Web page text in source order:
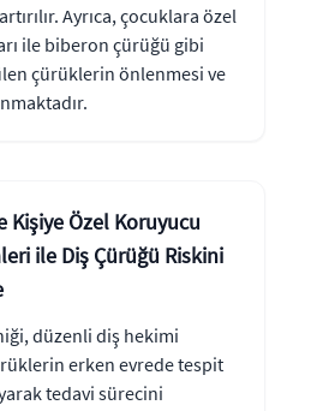
Ayrıca, çocuklara özel
ile biberon çürüğü gibi
çürüklerin önlenmesi ve
Kişiye Özel Koruyucu
ile Diş Çürüğü Riskini
düzenli diş hekimi
erken evrede tespit
tedavi sürecini